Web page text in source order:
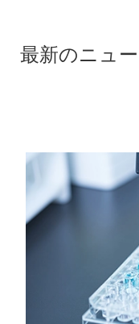
最新のニュ